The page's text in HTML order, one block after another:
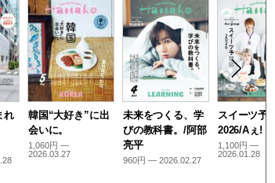
れ
韓国“大好き”に出
会いに。
1,060円 —
2026.03.27
未来をつくる、学
びの教科書。/阿部
亮平
960円 — 2026.02.27
スイーツ予
2026/Aぇ!
1,100円 —
2026.01.28